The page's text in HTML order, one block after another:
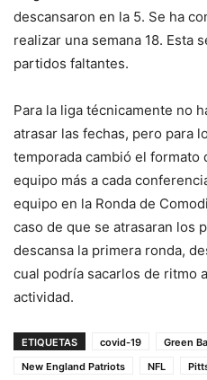
descansaron en la 5. Se ha
realizar una semana 18. Esta
partidos faltantes.
Para la liga técnicamente no
atrasar las fechas, pero para
temporada cambió el formato
equipo más a cada
equipo en la Ronda de
caso de que se atrasaran los
descansa la primera ronda,
cual podría sacarlos de ritmo
actividad.
ETIQUETAS covid-19
Green
New England Patriots
NFL